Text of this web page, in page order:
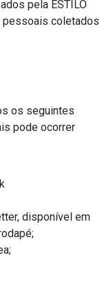
pela ESTILO
pessoais coletados
os seguintes
pode ocorrer
disponível em